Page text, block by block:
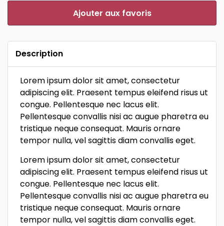
Ajouter aux favoris
Description
Lorem ipsum dolor sit amet, consectetur
adipiscing elit. Praesent tempus eleifend risus ut
congue. Pellentesque nec lacus elit.
Pellentesque convallis nisi ac augue pharetra eu
tristique neque consequat. Mauris ornare
tempor nulla, vel sagittis diam convallis eget.
Lorem ipsum dolor sit amet, consectetur
adipiscing elit. Praesent tempus eleifend risus ut
congue. Pellentesque nec lacus elit.
Pellentesque convallis nisi ac augue pharetra eu
tristique neque consequat. Mauris ornare
tempor nulla, vel sagittis diam convallis eget.